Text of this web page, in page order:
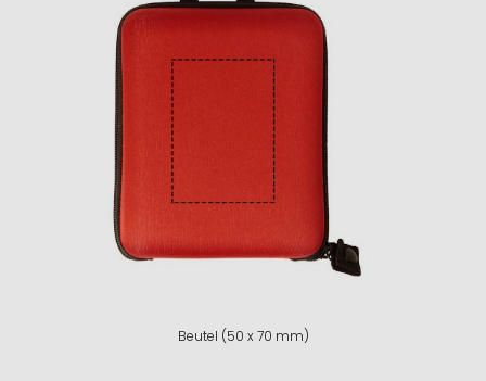
Beutel (50 x 70 mm)